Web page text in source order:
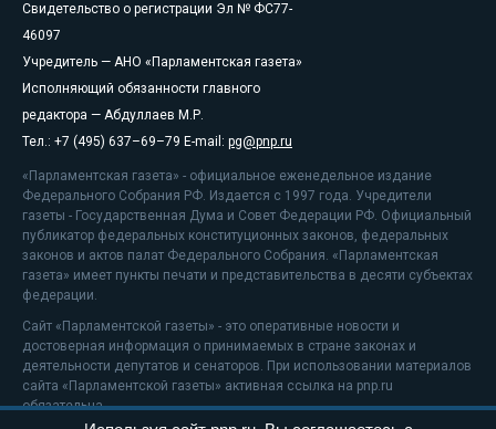
Свидетельство о регистрации Эл № ФС77-
46097
Учредитель — АНО «Парламентская газета»
Исполняющий обязанности главного
редактора — Абдуллаев М.Р.
Тел.: +7 (495) 637–69–79 E-mail: pg@pnp.ru
«Парламентская газета» - официальное еженедельное издание
Федерального Собрания РФ. Издается с 1997 года. Учредители
газеты - Государственная Дума и Совет Федерации РФ. Официальный
публикатор федеральных конституционных законов, федеральных
законов и актов палат Федерального Собрания. «Парламентская
газета» имеет пункты печати и представительства в десяти субъектах
федерации.
Сайт «Парламентской газеты» - это оперативные новости и
достоверная информация о принимаемых в стране законах и
деятельности депутатов и сенаторов. При использовании материалов
сайта «Парламентской газеты» активная ссылка на pnp.ru
обязательна.